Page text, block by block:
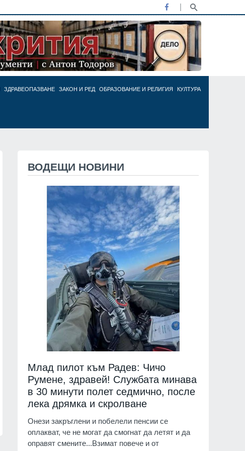
ЗДРАВЕОПАЗВАНЕ ЗАКОН И РЕД ОБРАЗОВАНИЕ И РЕЛИГИЯ КУЛТУРА
ВОДЕЩИ НОВИНИ
Млад пилот към Радев: Чичо
Румене, здравей! Службата минава
в 30 минути полет седмично, после
лека дрямка и скролване
Онези закръглени и побелели пенсии се
оплакват, че не могат да смогнат да летят и да
оправят смените...Взимат повече и от